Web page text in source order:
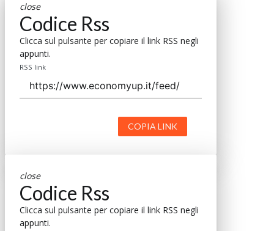
close
Codice Rss
Clicca sul pulsante per copiare il link RSS negli
appunti.
RSS link
COPIA LINK
close
Codice Rss
Clicca sul pulsante per copiare il link RSS negli
appunti.